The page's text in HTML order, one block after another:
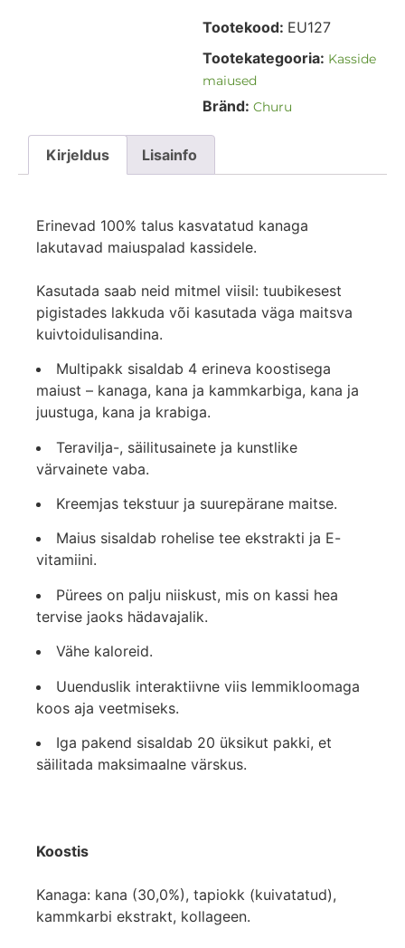
Tootekood: EU127
Tootekategooria: Kasside
maiused
Bränd: Churu
Kirjeldus Lisainfo
Erinevad 100% talus kasvatatud kanaga
lakutavad maiuspalad kassidele.
Kasutada saab neid mitmel viisil: tuubikesest
pigistades lakkuda või kasutada väga maitsva
kuivtoidulisandina.
Multipakk sisaldab 4 erineva koostisega
maiust – kanaga, kana ja kammkarbiga, kana ja
juustuga, kana ja krabiga.
Teravilja-, säilitusainete ja kunstlike
värvainete vaba.
Kreemjas tekstuur ja suurepärane maitse.
Maius sisaldab rohelise tee ekstrakti ja E-
vitamiini.
Pürees on palju niiskust, mis on kassi hea
tervise jaoks hädavajalik.
Vähe kaloreid.
Uuenduslik interaktiivne viis lemmikloomaga
koos aja veetmiseks.
Iga pakend sisaldab 20 üksikut pakki, et
säilitada maksimaalne värskus.
Koostis
Kanaga: kana (30,0%), tapiokk (kuivatatud),
kammkarbi ekstrakt, kollageen.